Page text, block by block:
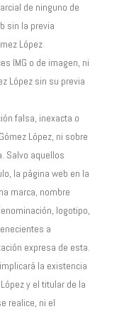
de ninguno de
sin la previa
López
IMG o de imagen, ni
López sin su previa
falsa, inexacta o
López, ni sobre
Salvo aquellos
la página web en la
marca, nombre
logotipo,
a
expresa de esta.
la existencia
y el titular de la
realice, ni el